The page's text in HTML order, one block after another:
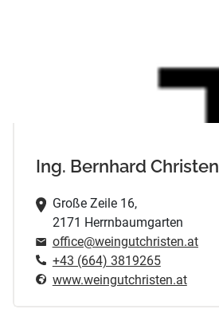
Ing. Bernhard Christen
Große Zeile 16,
2171 Herrnbaumgarten
office@weingutchristen.at
+43 (664) 3819265
www.weingutchristen.at